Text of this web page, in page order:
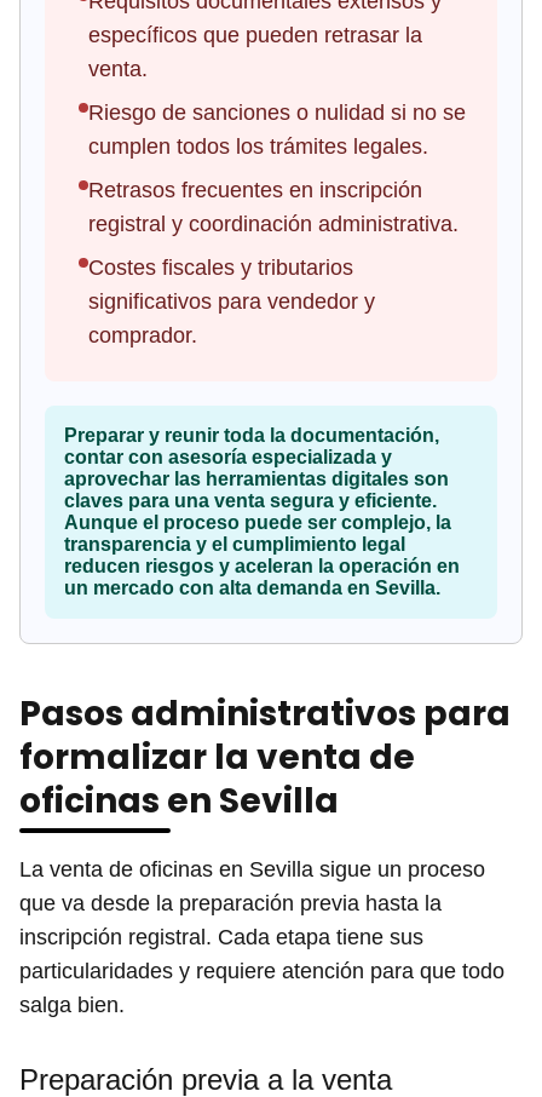
específicos que pueden retrasar la
venta.
Riesgo de sanciones o nulidad si no se
cumplen todos los trámites legales.
Retrasos frecuentes en inscripción
registral y coordinación administrativa.
Costes fiscales y tributarios
significativos para vendedor y
comprador.
Preparar y reunir toda la documentación,
contar con asesoría especializada y
aprovechar las herramientas digitales son
claves para una venta segura y eficiente.
Aunque el proceso puede ser complejo, la
transparencia y el cumplimiento legal
reducen riesgos y aceleran la operación en
un mercado con alta demanda en Sevilla.
Pasos administrativos para
formalizar la venta de
oficinas en Sevilla
La venta de oficinas en Sevilla sigue un proceso
que va desde la preparación previa hasta la
inscripción registral. Cada etapa tiene sus
particularidades y requiere atención para que todo
salga bien.
Preparación previa a la venta